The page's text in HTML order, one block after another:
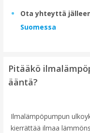
Ota yhteyttä
Suomessa
Pitääkö
ääntä?
Ilmalämpöpumpun
kierrättää ilmaa